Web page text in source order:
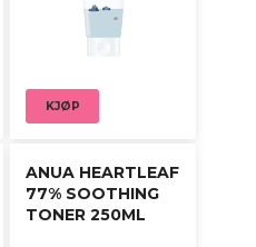
KJØP
ANUA HEARTLEAF
77% SOOTHING
TONER 250ML